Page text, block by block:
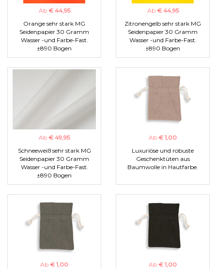
Ab € 44,95
Orange sehr stark MG
Seidenpapier 30 Gramm
Wasser -und Farbe-Fast.
±890 Bogen
Ab € 44,95
Zitronengelb sehr stark MG
Seidenpapier 30 Gramm
Wasser -und Farbe-Fast.
±890 Bogen
Ab € 49,95
Schneeweiß sehr stark MG
Seidenpapier 30 Gramm
Wasser -und Farbe-Fast.
±890 Bogen
Ab € 1,00
Luxuriöse und robuste
Geschenktüten aus
Baumwolle in Hautfarbe.
Ab € 1,00
Ab € 1,00